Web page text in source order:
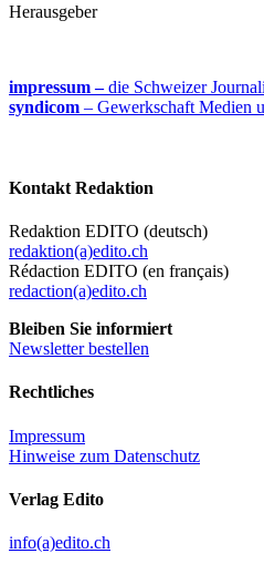
Herausgeber
impressum –die Schweizer
syndicom – Gewerkschaft Medien
Kontakt Redaktion
Redaktion EDITO (deutsch)
redaktion(a)edito.ch
Rédaction EDITO (en français)
redaction(a)edito.ch
Bleiben Sie informiert
Newsletter bestellen
Rechtliches
Impressum
Hinweise zum Datenschutz
Verlag Edito
info(a)edito.ch